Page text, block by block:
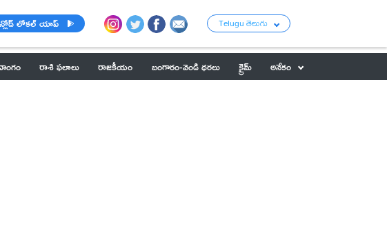
లోకల్ యాప్ Telugu తెలుగు
రాశి ఫలాలు రాజకీయం బంగారం-వెండి ధరలు క్రైమ్
అనేకం